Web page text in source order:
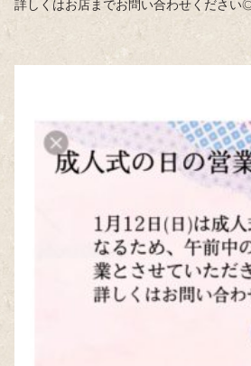
詳しくはお店までお問い合わせください